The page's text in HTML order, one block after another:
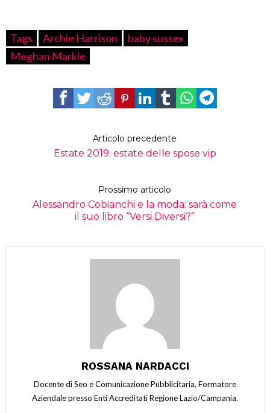
Tags Archie Harrison
baby sussex
Meghan Markle
Articolo precedente
Estate 2019: estate delle spose vip
Prossimo articolo
Alessandro Cobianchi e la moda: sarà come
il suo libro “Versi Diversi?”
ROSSANA NARDACCI
Docente di Seo e Comunicazione Pubblicitaria, Formatore
Aziendale presso Enti Accreditati Regione Lazio/Campania.